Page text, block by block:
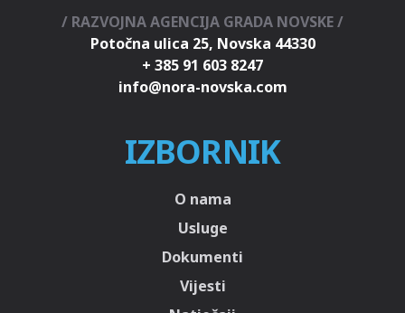
/ RAZVOJNA AGENCIJA GRADA NOVSKE /
Potočna ulica 25, Novska 44330
+ 385 91 603 8247
IZBORNIK
O nama
Usluge
Dokumenti
Vijesti